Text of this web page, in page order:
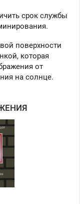
срок службы
поверхности
которая
от
на солнце.